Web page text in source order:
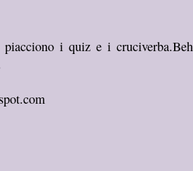
i quiz e i cruciverba.Beh